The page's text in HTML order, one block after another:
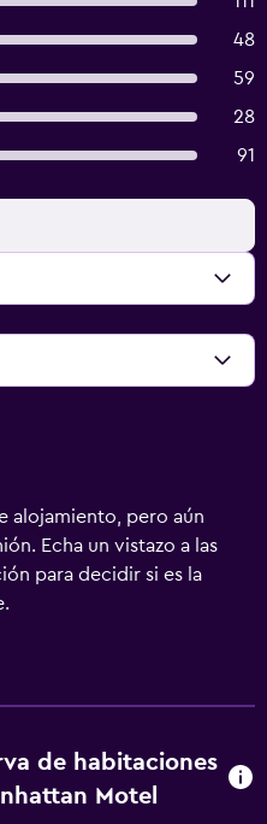
48
59
28
91
alojamiento, pero aún
Echa un vistazo a las
para decidir si es la
de habitaciones
Motel